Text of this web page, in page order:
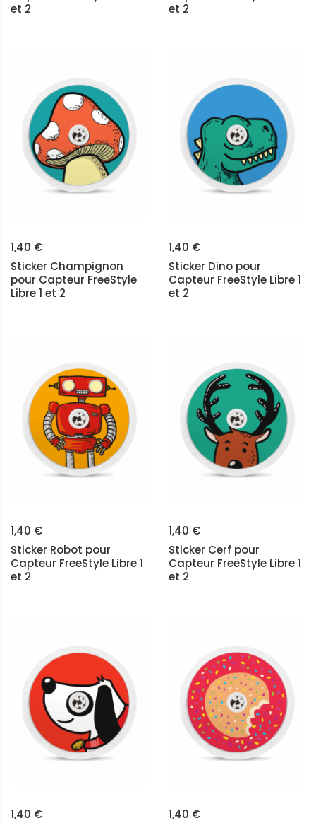
et 2
et 2
1,40 €
Sticker Champignon
pour Capteur FreeStyle
Libre 1 et 2
1,40 €
Sticker Dino pour
Capteur FreeStyle Libre 1
et 2
1,40 €
Sticker Robot pour
Capteur FreeStyle Libre 1
et 2
1,40 €
Sticker Cerf pour
Capteur FreeStyle Libre 1
et 2
1,40 €
1,40 €